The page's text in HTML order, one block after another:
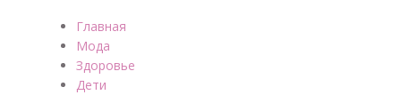
Главная
Мода
Здоровье
Дети